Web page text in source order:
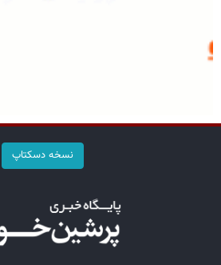
نسخه دسکتاپ